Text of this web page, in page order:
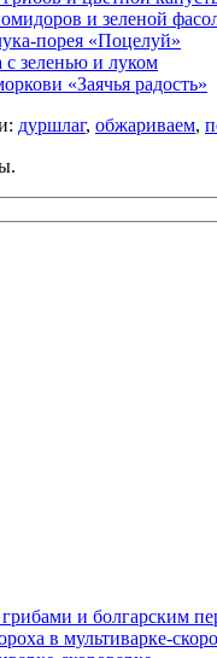
и зеленой
порея «Поцелуй»
с зеленью и луком
«Заячья радость»
дуршлаг, обжариваем,
и болгарским
в мультиварке-